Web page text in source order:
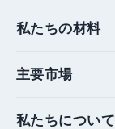
私たちの材料
主要市場
私たちについて